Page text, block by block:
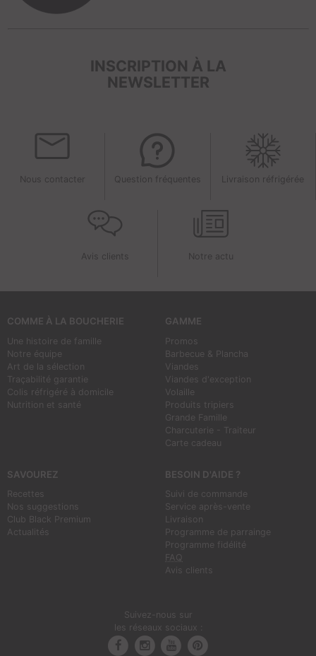
INSCRIPTION À LA
NEWSLETTER
Nous contacter Question fréquentes Livraison réfrigérée
Avis clients Notre actu
COMME À LA BOUCHERIE
Une histoire de famille
Notre équipe
Art de la sélection
Traçabilité garantie
Colis réfrigéré à domicile
Nutrition et santé
GAMME
Promos
Barbecue & Plancha
Viandes
Viandes d'exception
Volaille
Produits tripiers
Grande Famille
Charcuterie - Traiteur
Carte cadeau
SAVOUREZ
Recettes
Nos suggestions
Club Black Premium
Actualités
BESOIN D'AIDE ?
Suivi de commande
Service après-vente
Livraison
Programme de parrainge
Programme fidélité
FAQ
Avis clients
Suivez-nous sur
les réseaux sociaux :